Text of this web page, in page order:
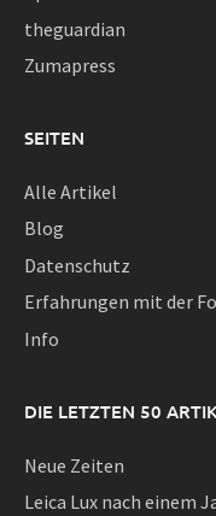
theguardian
Zumapress
SEITEN
Alle Artikel
Blog
Datenschutz
Erfahrungen mit der
Info
DIE LETZTEN 50
Neue Zeiten
Leica Lux nach einem